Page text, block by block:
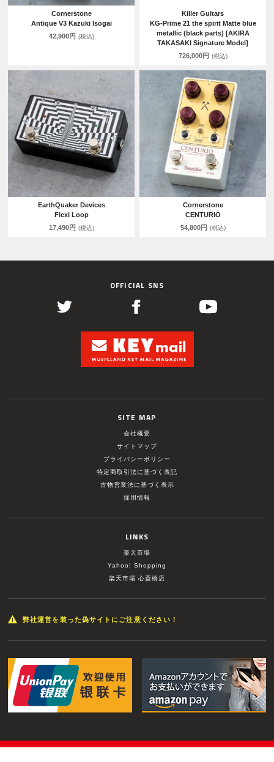
Cornerstone
Antique V3 Kazuki Isogai
42,900円 (税込)
Killer Guitars
KG-Prime 21 the spirit Matte blue
metallic (black parts) [AKIRA
TAKASAKI Signature Model]
726,000円 (税込)
EarthQuaker Devices
Flexi Loop
17,490円 (税込)
Cornerstone
CENTURIO
54,800円 (税込)
OFFICIAL SNS
SITE MAP
会社概要
サイトマップ
プライバシーポリシー
特定商取引法に基づく表記
古物営業法に基づく表示
採用情報
LINKS
楽天市場
Yahoo! Shopping
楽天市場 心斎橋店
弊社運営を装った偽サイトにご注意ください！